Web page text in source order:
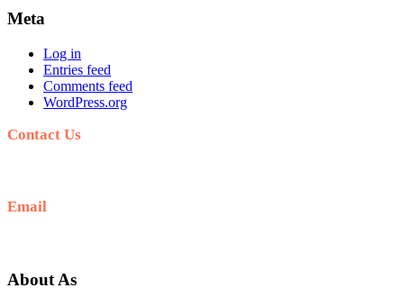
Meta
Log in
Entries feed
Comments feed
WordPress.org
Contact Us
Email
About As